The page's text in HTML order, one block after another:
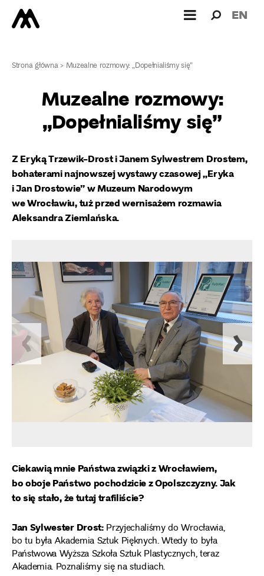
dla: EN
Strona główna> Muzealne rozmowy: „Dopełnialiśmy się”
Muzealne rozmowy:
„Dopełnialiśmy się”
Z Eryką Trzewik-Drost i Janem Sylwestrem Drostem,
bohaterami najnowszejwystawy czasowej „Eryka
i Jan Drostowie” w Muzeum Narodowym
we Wrocławiu, tuż przed wernisażem rozmawia
Aleksandra Ziemlańska.
Ciekawią mnie Państwa związki z Wrocławiem,
bo oboje Państwo pochodzicie z Opolszczyzny. Jak
to się stało, że tutaj trafiliście?
Jan Sylwester Drost:Przyjechaliśmy do Wrocławia,
bo tu była Akademia Sztuk Pięknych. Wtedy to była
Państwowa Wyższa Szkoła Sztuk Plastycznych, teraz
Akademia. Poznaliśmy się na studiach.